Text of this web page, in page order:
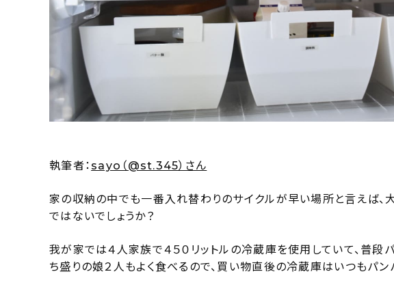
執筆者： sayo（@st.345）さん
家の収納の中でも一番入れ替わりのサイクルが早い場所と言えば
ではないでしょうか？
我が家では４人家族で４５０リットルの冷蔵庫を使用していて、普段
ち盛りの娘２人もよく食べるので、買い物直後の冷蔵庫はいつもパン